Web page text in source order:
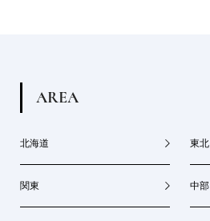
AREA
北海道 東北
関東 中部